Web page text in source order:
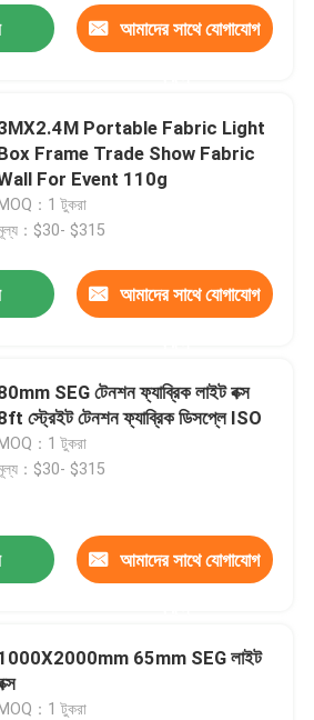
আমাদের সাথে যোগাযোগ
Portable Fabric Light
Frame Trade Show Fabric
For Event 110g
：1 টুকরা
：$30- $315
আমাদের সাথে যোগাযোগ
SEG টেনশন ফ্যাব্রিক লাইট বক্স
স্ট্রেইট টেনশন ফ্যাব্রিক ডিসপ্লে ISO
MOQ：1 টুকরা
：$30- $315
আমাদের সাথে যোগাযোগ
65mm SEG লাইট
MOQ：1 টুকরা